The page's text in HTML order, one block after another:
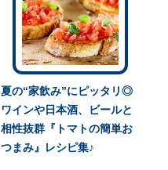
夏の“家飲み”にピッタリ◎
ワインや日本酒、ビールと
相性抜群『トマトの簡単お
つまみ』レシピ集♪